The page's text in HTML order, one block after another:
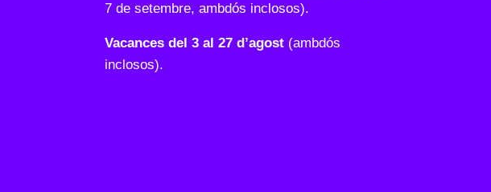
7 de setembre, ambdós inclosos).
Vacances del 3 al 27 d’agost (ambdós
inclosos).